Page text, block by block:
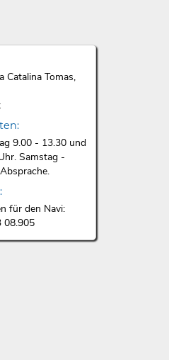
Catalina Tomas,
9.00 - 13.30 und
Samstag -
für den Navi:
08.905